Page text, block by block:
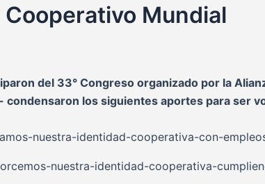
Mundial
del 33° Congreso organizado por la
condensaron los siguientes aportes para ser
nuestra-identidad-cooperativa-con-
nuestra-identidad-cooperativa-